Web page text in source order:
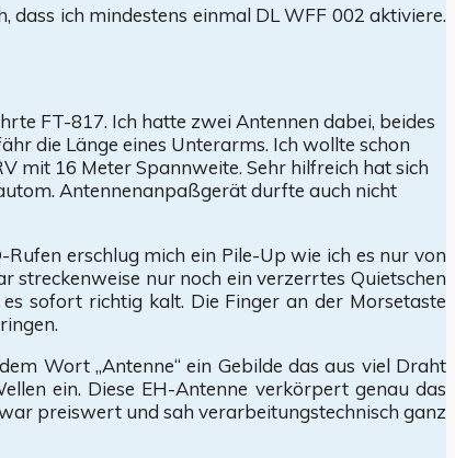
ich mindestens einmal DL WFF 002 aktiviere.
FT-817. Ich hatte zwei Antennen dabei, beides
die Länge eines Unterarms. Ich wollte schon
mit 16 Meter Spannweite. Sehr hilfreich hat sich
Antennenanpaßgerät durfte auch nicht
erschlug mich ein Pile-Up wie ich es nur von
streckenweise nur noch ein verzerrtes Quietschen
sofort richtig kalt. Die Finger an der Morsetaste
Wort „Antenne“ ein Gebilde das aus viel Draht
ein. Diese EH-Antenne verkörpert genau das
preiswert und sah verarbeitungstechnisch ganz